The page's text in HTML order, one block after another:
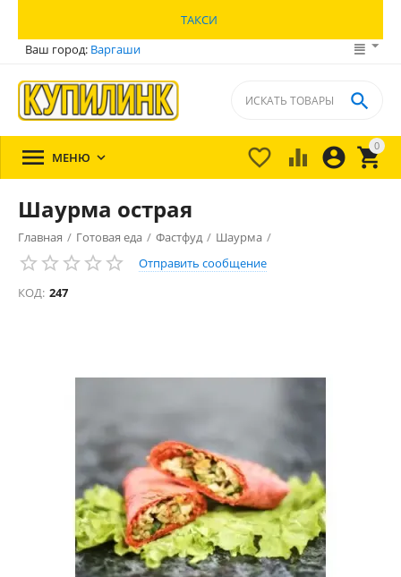
ТАКСИ
Ваш город: Варгаши
0


 

 МЕНЮ 
Шаурма острая
Главная / Готовая еда / Фастфуд / Шаурма /
Отправить сообщение
КОД: 247